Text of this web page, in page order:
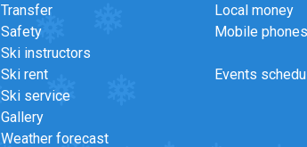
Transfer
Safety
Ski instructors
Ski rent
Ski service
Gallery
Weather forecast
Local money
Mobile phones
Events